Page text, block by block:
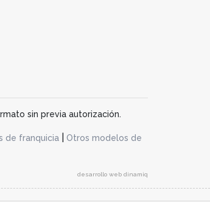
sin previa autorización.
de franquicia|
Otros modelos de
desarrollo web dinamiq